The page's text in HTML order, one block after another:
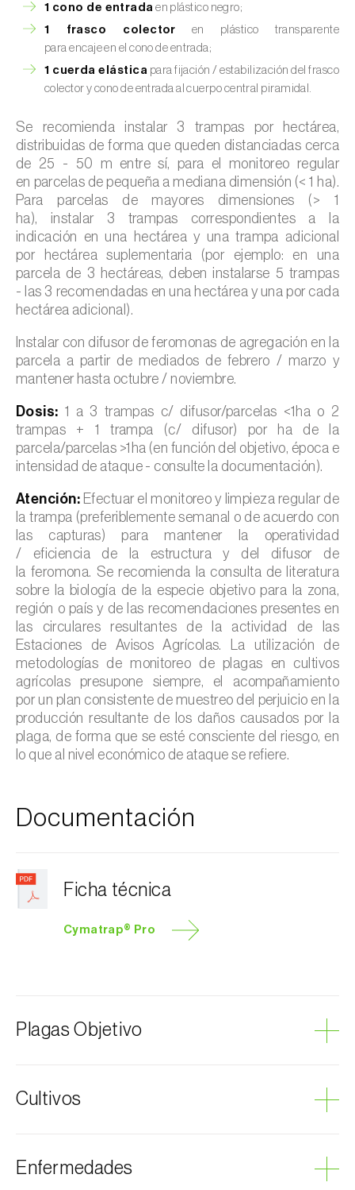
1 cono de entrada en plástico negro;
1 frasco colector en plástico transparente
para encaje en el cono de entrada;
1 cuerda elástica para fijación / estabilización del frasco
colector y cono de entrada al cuerpo central piramidal.
Se recomienda instalar 3 trampas por hectárea,
distribuidas de forma que queden distanciadas cerca
de 25 - 50 m entre sí, para el monitoreo regular
en parcelas de pequeña a mediana dimensión (< 1 ha).
Para parcelas de mayores dimensiones (> 1
ha), instalar 3 trampas correspondientes a la
indicación en una hectárea y una trampa adicional
por hectárea suplementaria (por ejemplo: en una
parcela de 3 hectáreas, deben instalarse 5 trampas
- las 3 recomendadas en una hectárea y una por cada
hectárea adicional).
Instalar con difusor de feromonas de agregación en la
parcela a partir de mediados de febrero / marzo y
mantener hasta octubre / noviembre.
Dosis: 1 a 3 trampas c/ difusor/parcelas <1ha o 2
trampas + 1 trampa (c/ difusor) por ha de la
parcela/parcelas >1ha (en función del objetivo, época e
intensidad de ataque - consulte la documentación).
Atención: Efectuar el monitoreo y limpieza regular de
la trampa (preferiblemente semanal o de acuerdo con
las capturas) para mantener la operatividad
/ eficiencia de la estructura y del difusor de
la feromona. Se recomienda la consulta de literatura
sobre la biología de la especie objetivo para la zona,
región o país y de las recomendaciones presentes en
las circulares resultantes de la actividad de las
Estaciones de Avisos Agrícolas. La utilización de
metodologías de monitoreo de plagas en cultivos
agrícolas presupone siempre, el acompañamiento
por un plan consistente de muestreo del perjuicio en la
producción resultante de los daños causados por la
plaga, de forma que se esté consciente del riesgo, en
lo que al nivel económico de ataque se refiere.
Documentación
Ficha técnica
Cymatrap® Pro
Plagas Objetivo
Tigre del almendro
Cultivos
Cerezo
Enfermedades